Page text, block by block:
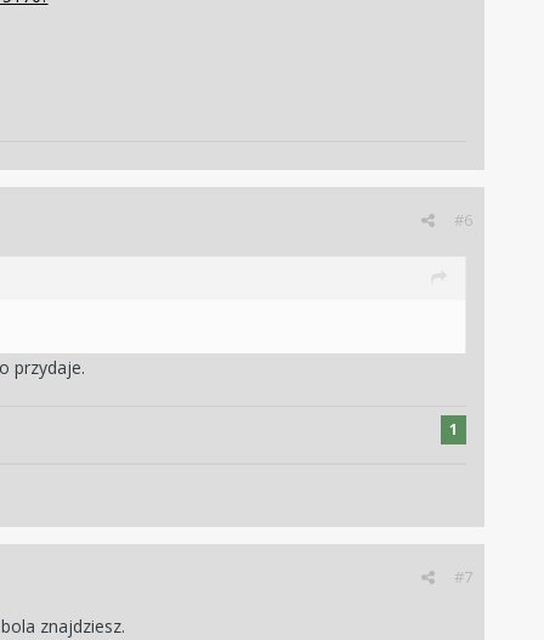
#6
przydaje.
1
#7
znajdziesz.